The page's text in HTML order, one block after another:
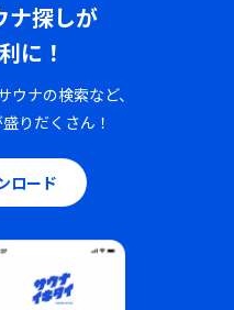
ナ探しが
に！
ナの検索など、
りだくさん！
ロード